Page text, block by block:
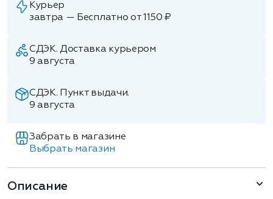
Курьер
завтра — Бесплатно от 1150 ₽
СДЭК. Доставка курьером
9 августа
СДЭК. Пункт выдачи.
9 августа
Забрать в магазине
Выбрать магазин
Описание